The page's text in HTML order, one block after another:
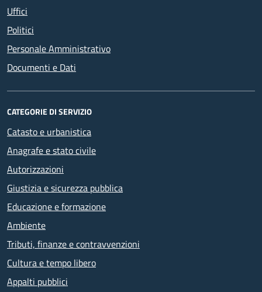
Uffici
Politici
Personale Amministrativo
Documenti e Dati
CATEGORIE DI SERVIZIO
Catasto e urbanistica
Anagrafe e stato civile
Autorizzazioni
Giustizia e sicurezza pubblica
Educazione e formazione
Ambiente
Tributi, finanze e contravvenzioni
Cultura e tempo libero
Appalti pubblici